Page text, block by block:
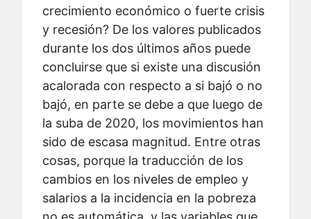
crecimiento económico o fuerte crisis
y recesión? De los valores publicados
durante los dos últimos años puede
concluirse que si existe una discusión
acalorada con respecto a si bajó o no
bajó, en parte se debe a que luego de
la suba de 2020, los movimientos han
sido de escasa magnitud. Entre otras
cosas, porque la traducción de los
cambios en los niveles de empleo y
salarios a la incidencia en la pobreza